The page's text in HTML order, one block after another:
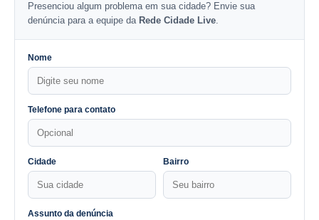
Presenciou algum problema em sua cidade? Envie sua
denúncia para a equipe da Rede Cidade Live.
Nome
Telefone para contato
Cidade Bairro
Assunto da denúncia